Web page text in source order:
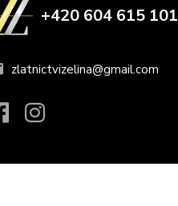
+420 604 615 101
zlatnictvizelina@gmail.com